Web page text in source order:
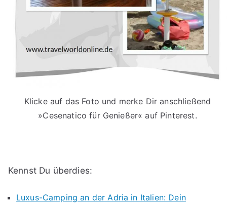
Klicke auf das Foto und merke Dir anschließend
»Cesenatico für Genießer« auf Pinterest.
Kennst Du überdies:
Luxus-Camping an der Adria in Italien: Dein